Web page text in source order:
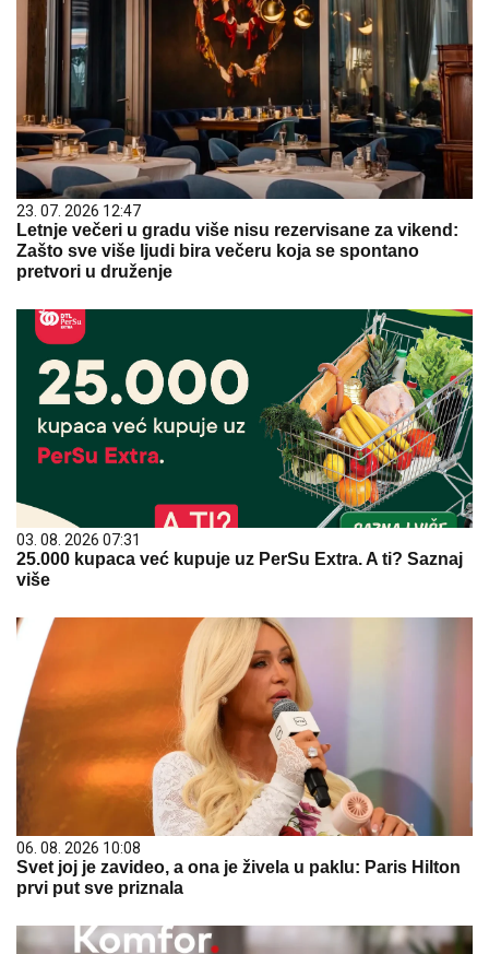
23. 07. 2026 12:47
Letnje večeri u gradu više nisu rezervisane za vikend:
Zašto sve više ljudi bira večeru koja se spontano
pretvori u druženje
03. 08. 2026 07:31
25.000 kupaca već kupuje uz PerSu Extra. A ti? Saznaj
više
06. 08. 2026 10:08
Svet joj je zavideo, a ona je živela u paklu: Paris Hilton
prvi put sve priznala